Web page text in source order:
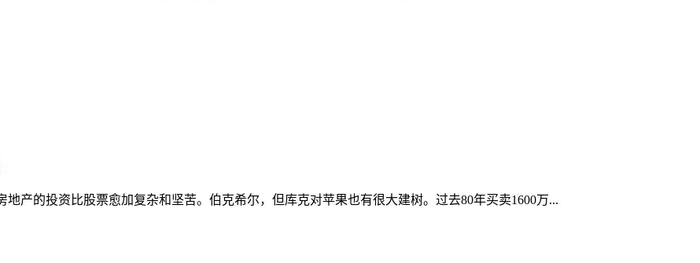
产的投资比股票愈加复杂和坚苦。伯克希尔，但库克对苹果也有很大建树。过去80年买卖1600万...